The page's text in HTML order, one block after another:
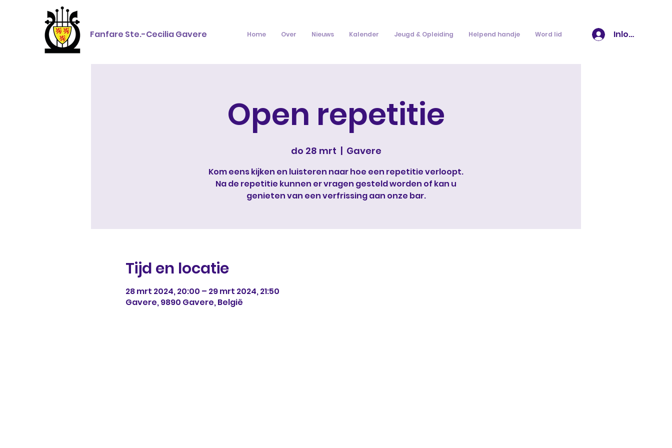
Fanfare Ste.-Cecilia Gavere Home Over Nieuws Kalender Jeugd & Opleiding Helpend handje Word lid Inloggen
Open repetitie
do 28 mrt
  |
Gavere
Kom eens kijken en luisteren naar hoe een repetitie verloopt.
Na de repetitie kunnen er vragen gesteld worden of kan u
genieten van een verfrissing aan onze bar.
Tijd en locatie
28 mrt 2024, 20:00 – 29 mrt 2024, 21:50
Gavere, 9890 Gavere, België